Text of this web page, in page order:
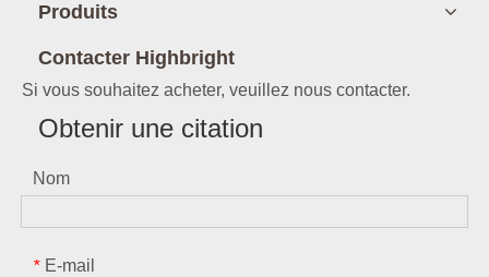
Produits
Contacter Highbright
Si vous souhaitez acheter, veuillez nous contacter.
Obtenir une citation
Nom
* E-mail